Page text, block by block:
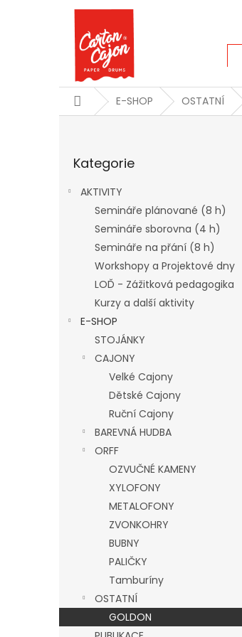
DomůE-SHOP OSTATNÍ
kategorie
Kategorie
AKTIVITY
Semináře plánované (8 h)
Semináře sborovna (4 h)
Semináře na přání (8 h)
Workshopy a Projektové dny
LOĎ - Zážitková pedagogika
Kurzy a další aktivity
E-SHOP
STOJÁNKY
CAJONY
Velké Cajony
Dětské Cajony
Ruční Cajony
BAREVNÁ HUDBA
ORFF
OZVUČNÉ KAMENY
XYLOFONY
METALOFONY
ZVONKOHRY
BUBNY
PALIČKY
Tamburíny
OSTATNÍ
GOLDON